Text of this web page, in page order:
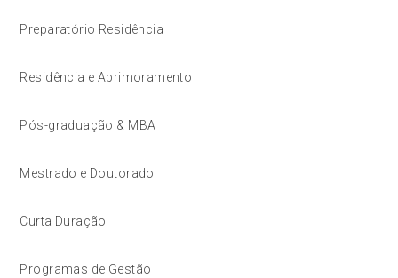
Preparatório Residência
Residência e Aprimoramento
Pós-graduação & MBA
Mestrado e Doutorado
Curta Duração
Programas de Gestão